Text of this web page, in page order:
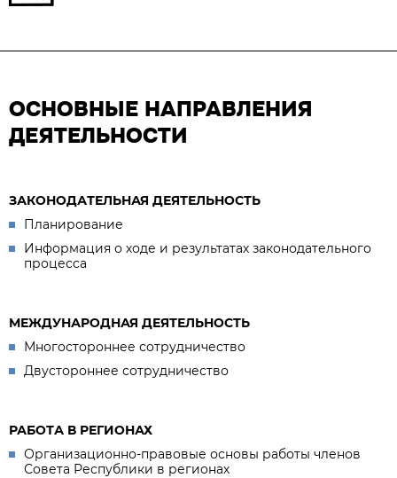
ОСНОВНЫЕ НАПРАВЛЕНИЯ
ДЕЯТЕЛЬНОСТИ
ЗАКОНОДАТЕЛЬНАЯ ДЕЯТЕЛЬНОСТЬ
Планирование
Информация о ходе и результатах законодательного
процесса
МЕЖДУНАРОДНАЯ ДЕЯТЕЛЬНОСТЬ
Многостороннее сотрудничество
Двустороннее сотрудничество
РАБОТА В РЕГИОНАХ
Организационно-правовые основы работы членов
Совета Республики в регионах